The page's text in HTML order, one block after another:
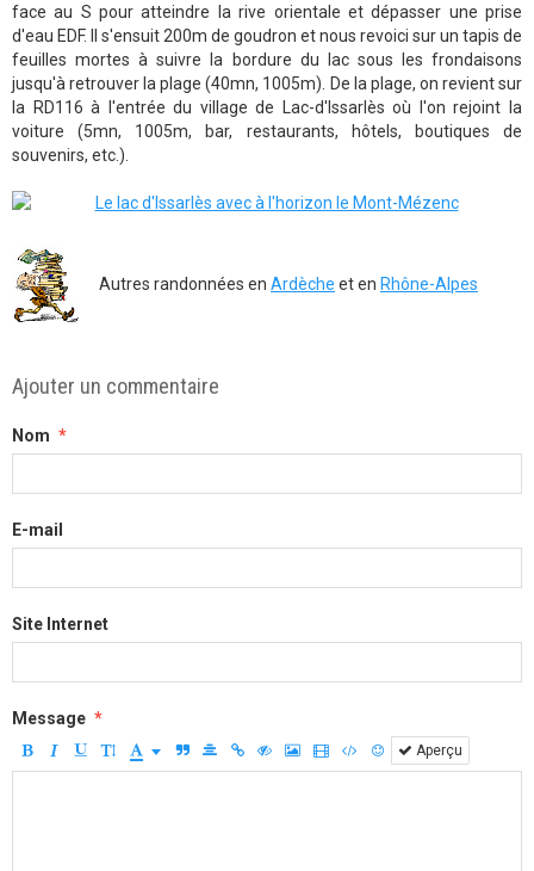
face au S pour atteindre la rive orientale et dépasser une prise
d'eau EDF. Il s'ensuit 200m de goudron et nous revoici sur un tapis de
feuilles mortes à suivre la bordure du lac sous les frondaisons
jusqu'à retrouver la plage (40mn, 1005m). De la plage, on revient sur
la RD116 à l'entrée du village de Lac-d'Issarlès où l'on rejoint la
voiture (5mn, 1005m, bar, restaurants, hôtels, boutiques de
souvenirs, etc.).
Autres randonnées en Ardèche et en Rhône-Alpes
Ajouter un commentaire
Nom
E-mail
Site Internet
Message
Aperçu